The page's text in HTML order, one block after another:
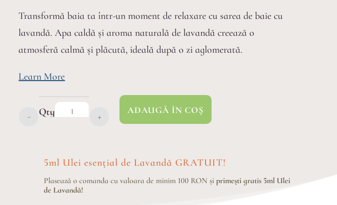
Transformă baia ta într-un moment de relaxare cu sarea de baie cu
lavandă. Apa caldă și aroma naturală de lavandă creează o
atmosferă calmă și plăcută, ideală după o zi aglomerată.
Cantitate Sare de baie cu flori și ulei de Lavandă (300gr)
- +
ADAUGĂ ÎN COȘ
5ml Ulei esențial de Lavandă GRATUIT!
Plasează o comanda cu valoara de minim 100 RON șiprimești gratis 5ml Ulei
de Lavandă!